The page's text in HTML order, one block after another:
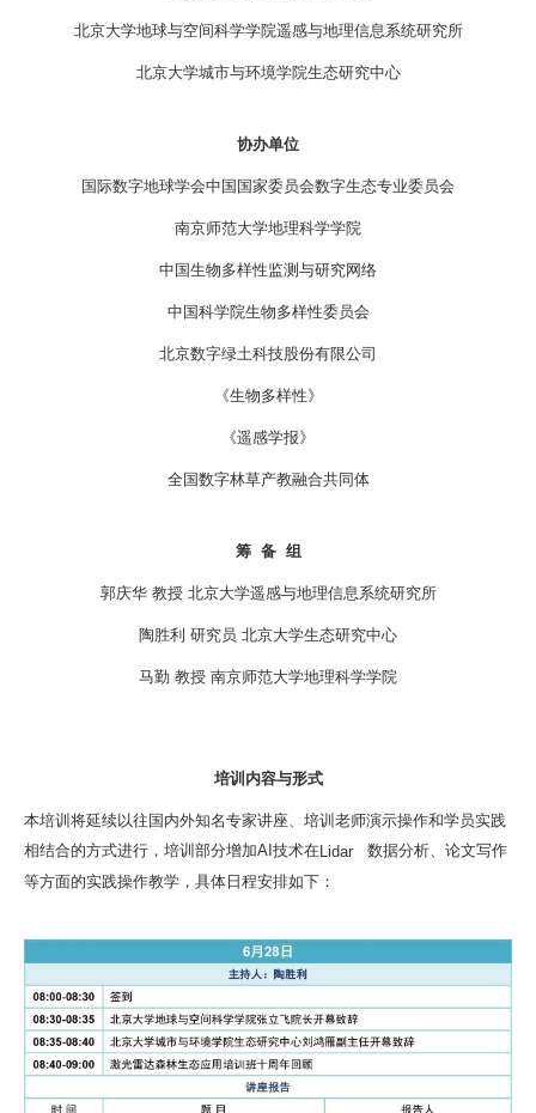
北京大学地球与空间科学学院遥感与地理信息系统研究所
北京大学城市与环境学院生态研究中心
协办单位
国际数字地球学会中国国家委员会数字生态专业委员会
南京师范大学地理科学学院
中国生物多样性监测与研究网络
中国科学院生物多样性委员会
北京数字绿土科技股份有限公司
《生物多样性》
《遥感学报》
全国数字林草产教融合共同体
筹 备 组
郭庆华 教授 北京大学遥感与地理信息系统研究所
陶胜利 研究员 北京大学生态研究中心
马勤 教授 南京师范大学地理科学学院
培训内容与形式
本培训将延续以往国内外知名专家讲座、培训老师演示操作和学员实践
相结合的方式进行，培训部分增加AI技术在Lidar
数据分析、论文写作
等方面的实践操作教学，具体日程安排如下：